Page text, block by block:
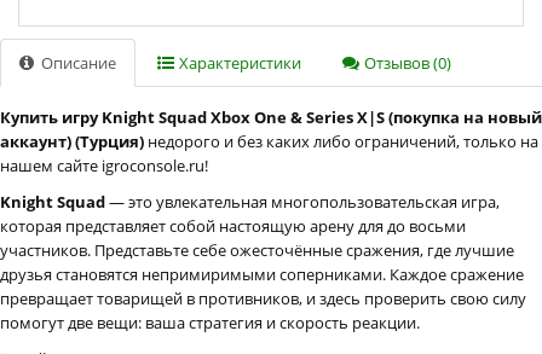
Описание Характеристики Отзывов (0)
Купить игру Knight Squad Xbox One & Series X|S (покупка на новый
аккаунт) (Турция) недорого и без каких либо ограничений, только на
нашем сайте igroconsole.ru!
Knight Squad— это увлекательная многопользовательская игра,
которая представляет собой настоящую арену для до восьми
участников. Представьте себе ожесточённые сражения, где лучшие
друзья становятся непримиримыми соперниками. Каждое сражение
превращает товарищей в противников, и здесь проверить свою силу
помогут две вещи: ваша стратегия и скорость реакции.